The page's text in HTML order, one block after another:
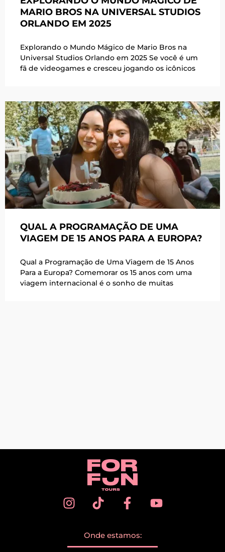
MARIO BROS NA UNIVERSAL STUDIOS
ORLANDO EM 2025
Explorando o Mundo Mágico de Mario Bros na
Universal Studios Orlando em 2025 Se você é um
fã de videogames e cresceu jogando os icônicos
QUAL A PROGRAMAÇÃO DE UMA
VIAGEM DE 15 ANOS PARA A EUROPA?
Qual a Programação de Uma Viagem de 15 Anos
Para a Europa? Comemorar os 15 anos com uma
viagem internacional é o sonho de muitas
Onde estamos: